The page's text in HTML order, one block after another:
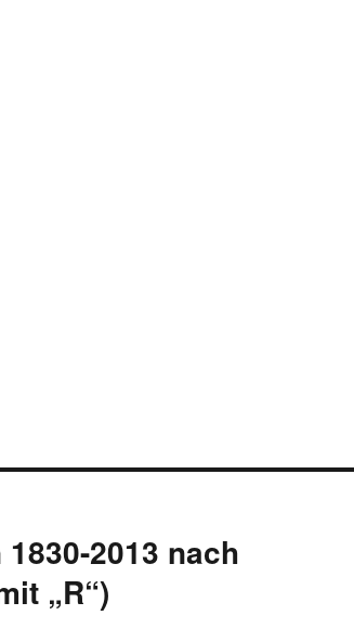
2013 nach
„R“)